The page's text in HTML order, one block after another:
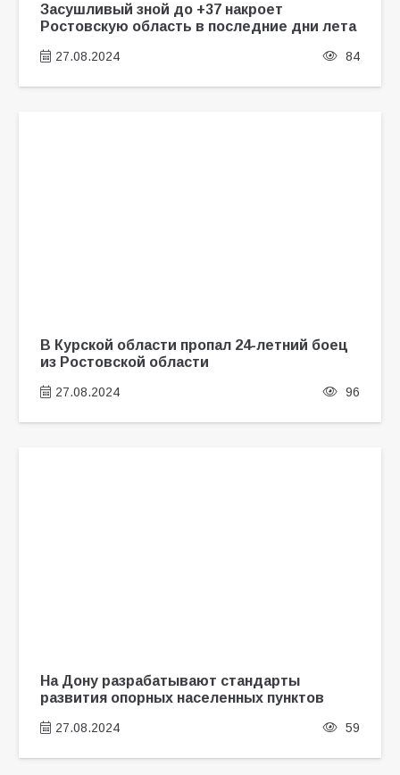
Засушливый зной до +37 накроет
Ростовскую область в последние дни лета
27.08.2024 84
В Курской области пропал 24-летний боец
из Ростовской области
27.08.2024 96
На Дону разрабатывают стандарты
развития опорных населенных пунктов
27.08.2024 59